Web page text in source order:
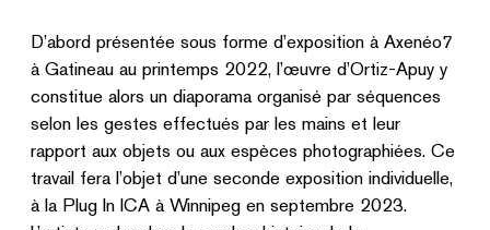
D’abord présentée sous forme d’exposition à Axenéo7
à Gatineau au printemps 2022, l’œuvre d’Ortiz-Apuy y
constitue alors un diaporama organisé par séquences
selon les gestes effectués par les mains et leur
rapport aux objets ou aux espèces photographiées. Ce
travail fera l’objet d’une seconde exposition individuelle,
à la Plug In ICA à Winnipeg en septembre 2023.